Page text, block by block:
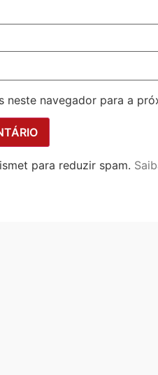
neste navegador para a
para reduzir spam.